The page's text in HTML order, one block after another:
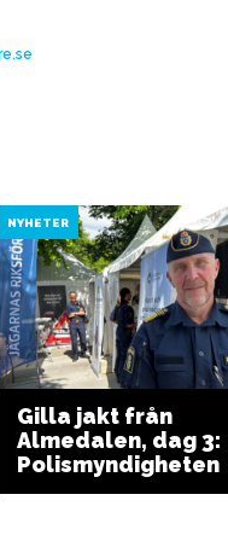
NYHETER
Gilla jakt från
Almedalen, dag 3:
Polismyndigheten
tomatsallad